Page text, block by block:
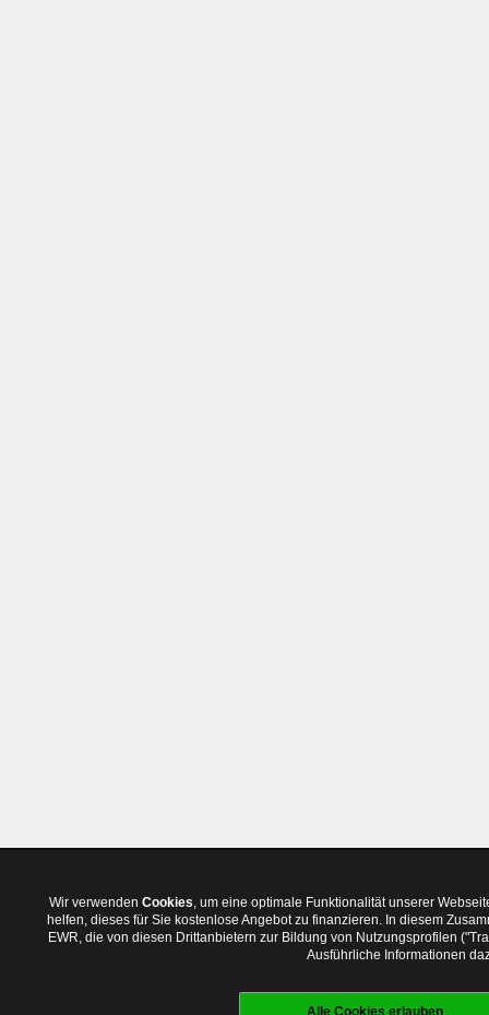
Wir verwenden Cookies, um eine optimale Funktionalität unserer
helfen, dieses für Sie kostenlose Angebot zu finanzieren. In diesem
EWR, die von diesen Drittanbietern zur Bildung von Nutzungsprofilen
Ausführliche Informationen
Alle Cookies erlauben